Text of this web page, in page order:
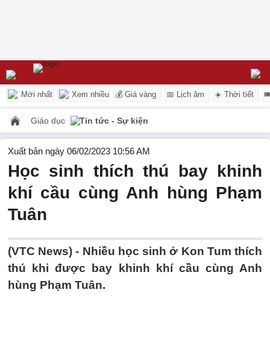
Mới nhất Xem nhiều 💰 Giá vàng 📅 Lịch âm ☀️ Thời tiết
Giáo dục Tin tức - Sự kiện
Xuất bản ngày 06/02/2023 10:56 AM
Học sinh thích thú bay khinh
khí cầu cùng Anh hùng Phạm
Tuân
(VTC News) - Nhiều học sinh ở Kon Tum thích
thú khi được bay khinh khí cầu cùng Anh
hùng Phạm Tuân.